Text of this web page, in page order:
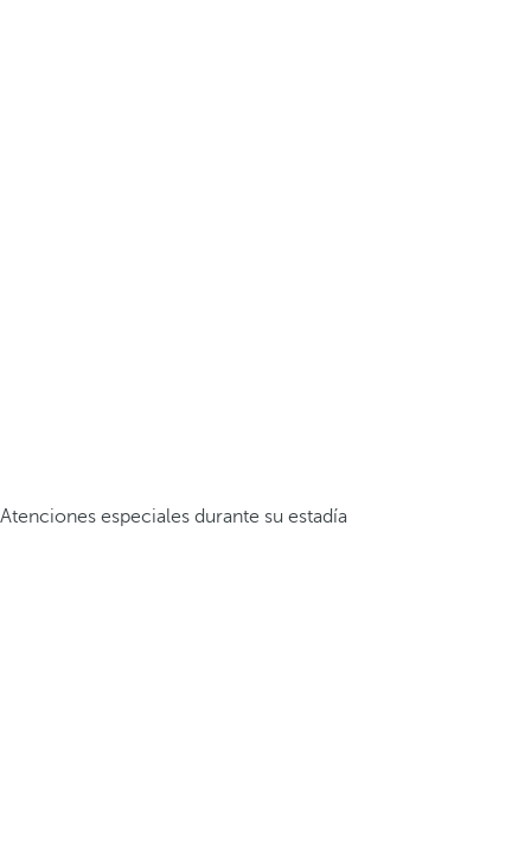
Atenciones especiales durante su estadía